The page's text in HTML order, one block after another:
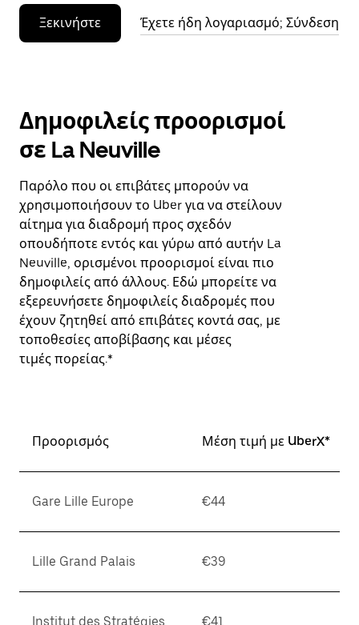
Ξεκινήστε Έχετε ήδη λογαριασμό; Σύνδεση
Δημοφιλείς προορισμοί
σε La Neuville
Παρόλο που οι επιβάτες μπορούν να
χρησιμοποιήσουν το Uber για να στείλουν
αίτημα για διαδρομή προς σχεδόν
οπουδήποτε εντός και γύρω από αυτήν La
Neuville, ορισμένοι προορισμοί είναι πιο
δημοφιλείς από άλλους. Εδώ μπορείτε να
εξερευνήσετε δημοφιλείς διαδρομές που
έχουν ζητηθεί από επιβάτες κοντά σας, με
τοποθεσίες αποβίβασης και μέσες
τιμές πορείας.*
Προορισμός Μέση τιμή με UberX*
Gare Lille Europe €44
Lille Grand Palais €39
Institut des Stratégies €41